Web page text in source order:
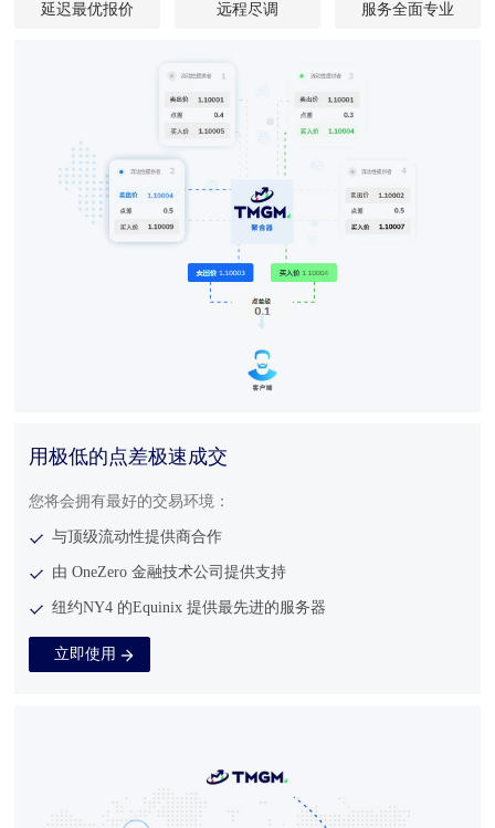
延迟最优报价 远程尽调 服务全面专业
用极低的点差极速成交
您将会拥有最好的交易环境：
与顶级流动性提供商合作
由 OneZero 金融技术公司提供支持
纽约NY4 的Equinix 提供最先进的服务器
立即使用